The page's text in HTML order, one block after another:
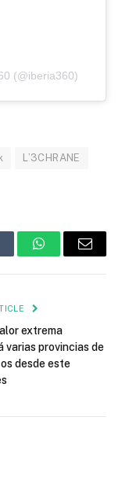
(@iberia360)
L’3CHRANE
WhatsAppEmail
extrema
varias provincias de
desde este